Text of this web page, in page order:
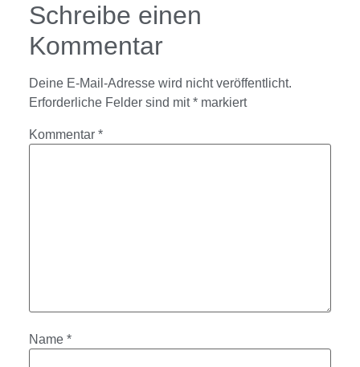
Schreibe einen
Kommentar
Deine E-Mail-Adresse wird nicht veröffentlicht.
Erforderliche Felder sind mit* markiert
Kommentar *
Name *